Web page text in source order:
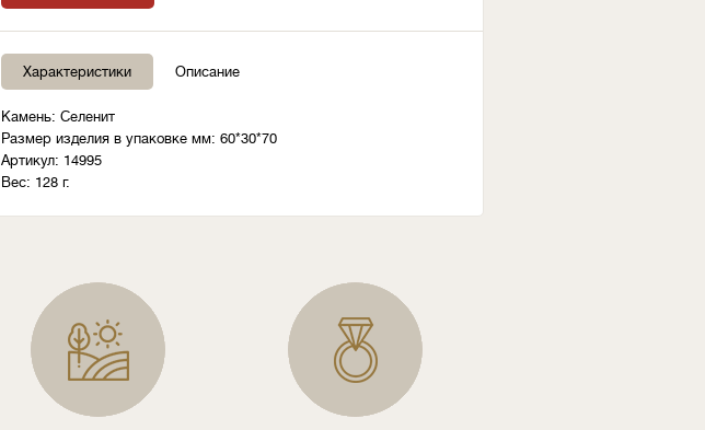
Характеристики Описание
Камень: Селенит
Размер изделия в упаковке мм: 60*30*70
Артикул: 14995
Вес: 128 г.